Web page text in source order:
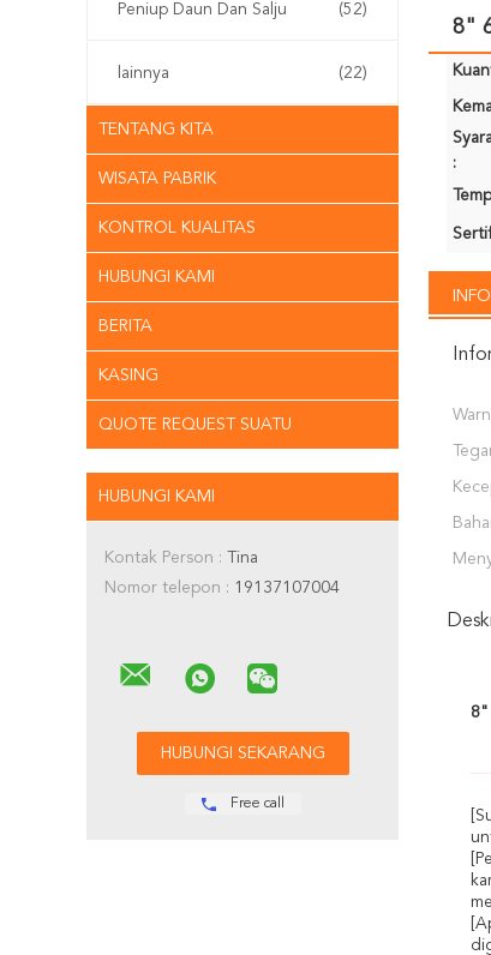
Peniup Daun Dan Salju (52)
lainnya (22)
TENTANG KITA
WISATA PABRIK
KONTROL KUALITAS
HUBUNGI KAMI
BERITA
KASING
QUOTE REQUEST SUATU
HUBUNGI KAMI
Kontak Person : Tina
Nomor telepon : 19137107004
Free call
8"
:
8"